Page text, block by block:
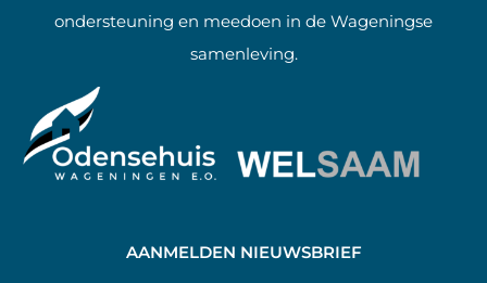
ondersteuning en meedoen in de Wageningse
samenleving.
AANMELDEN NIEUWSBRIEF